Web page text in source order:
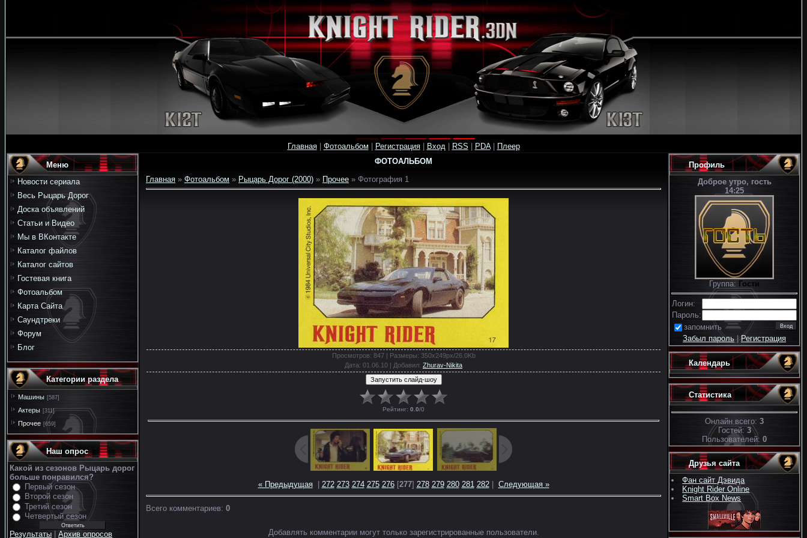
Главная| Фотоальбом Регистрация| Вход| RSS PDA| Плеер
Меню
Новости сериала
Весь Рыцарь Дорог
Доска объявлений
Статьи и Видео
Мы в ВКонтакте
Каталог файлов
Каталог сайтов
Гостевая книга
Фотоальбом
Карта Сайта
Саундтреки
Форум
Блог
Категории раздела
Машины [587]
Актеры [311]
Прочее [659]
Наш опрос
Какой из сезонов Рыцарь дорог
больше понравился?
Первый сезон
Второй сезон
Третий сезон
Четвертый сезон
Результаты
Архив опросов
ФОТОАЛЬБОМ
Главная » Фотоальбом » Рыцарь Дорог (2000) » Прочее » Фотография 1
Просмотров: 847 | Размеры: 350x249px/26.0Kb
Дата: 01.06.10 | Добавил: Zhurav-Nikita
Рейтинг: 0.0/0
« Предыдущая| 272 273 274 275 276[277] 278 279 280 281 282| Следующая »
Всего комментариев: 0
Добавлять комментарии могут только зарегистрированные пользователи.
Профиль
Доброе утро, гость
14:25
Группа: Гости
Логин:
Пароль:
запомнить
Забыл пароль|Регистрация
Календарь
Статистика
Онлайн всего: 3
Гостей: 3
Пользователей: 0
Друзья сайта
Фан сайт Дэвида
Knight Rider Online
Smart Box News